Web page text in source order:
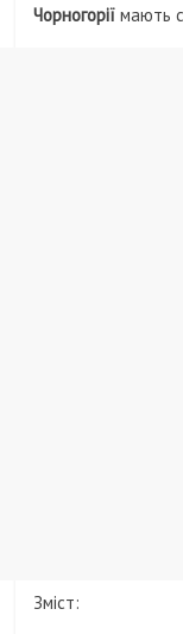
Чорногоріїмають
Зміст: